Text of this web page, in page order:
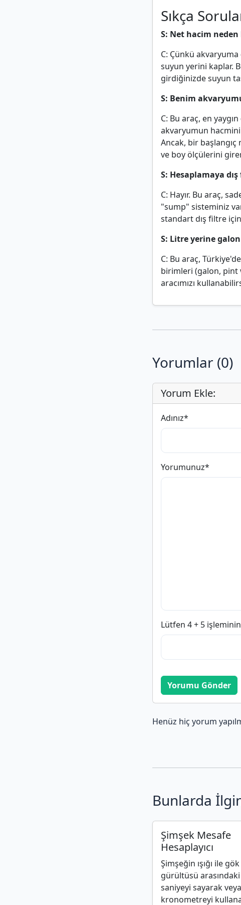
Sıkça
S: Net hacim
C: Çünkü
suyun yerini kaplar.
girdiğinizde suyun
S: Benim
C: Bu araç, en
akvaryumun
Ancak, bir
ve boy ölçülerini
S: Hesaplamaya
C: Hayır. Bu araç,
"sump" sisteminiz
standart dış filtre
S: Litre yerine
C: Bu araç,
birimleri (galon, pint
aracımızı
Yorumlar (0)
Yorum Ekle:
Adınız*
Yorumunuz*
Lütfen 4 + 5
Yorumu Gönder
Henüz hiç yorum
Bunlarda
Şimşek Mesafe
Hesaplayıcı
Şimşeğin ışığı ile gök
gürültüsü arasındaki
saniyeyi sayarak veya
kronometreyi